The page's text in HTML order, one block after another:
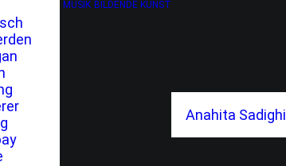
MUSIK BILDENDE KUNST
Anahita Sadighi